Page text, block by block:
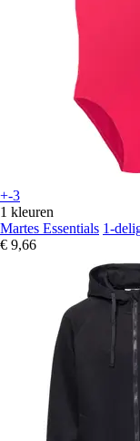
+-3
1 kleuren
Martes Essentials 1-
€ 9,66